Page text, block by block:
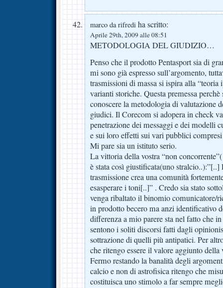
marco da rifredi ha scritto:
Aprile 29th, 2009 alle 08:51
METODOLOGIA DEL GIUDIZIO…
Penso che il prodotto Pentasport sia di
mi sono già espresso sull’argomento,
trasmissioni di massa si ispira alla “teoria
varianti storiche. Questa premessa perchè
conoscere la metodologia di valutazione
giudici. Il Corecom si adopera in check
penetrazione dei messaggi e dei modelli
e sui loro effetti sui vari pubblici
Mi pare sia un istituto serio.
La vittoria della vostra “non
è stata così giustificata(uno stralcio..):”[..]
trasmissione crea una comunità
esasperare i toni[..]” . Credo sia stato
venga ribaltato il binomio comunicatore/
in prodotto becero ma anzi identificativo
differenza a mio parere sta nel fatto che
sentono i soliti discorsi fatti dagli
sottrazione di quelli più antipatici. Per
che ritengo essere il valore aggiunto della
Fermo restando la banalità degli
calcio e non di astrofisica ritengo che
costituisca uno stimolo a far sempre